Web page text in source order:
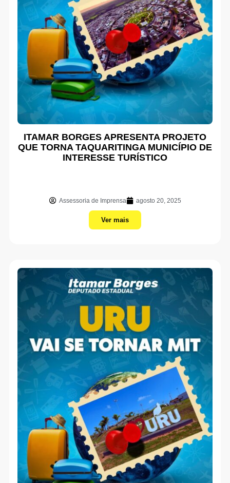
ITAMAR BORGES APRESENTA PROJETO
QUE TORNA TAQUARITINGA MUNICÍPIO DE
INTERESSE TURÍSTICO
Assessoria de Imprensa agosto 20, 2025
Ver mais